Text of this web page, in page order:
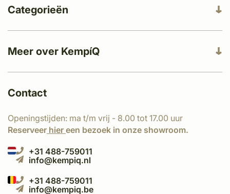
Meer over KempíQ
Categorieën
Contact
Openingstijden: ma t/m vrij - 8.00 tot 17.00 uur
Reserveer hier een bezoek in onze showroom.
+31 488-759011
info@kempiq.nl
+31 488-759011
info@kempiq.be